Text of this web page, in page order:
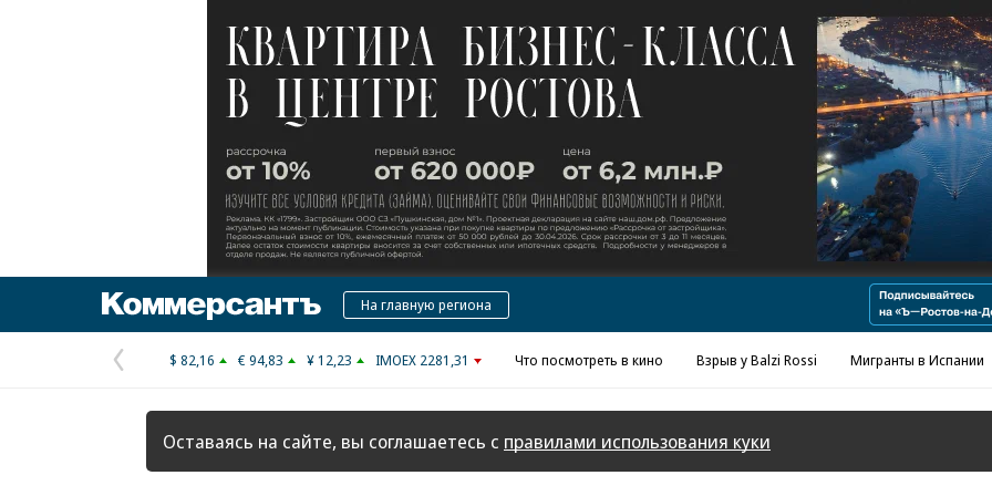
Реклама в «Ъ» www.kommersant.ru/ad
КоммерсантъНа главную региона
Предыдущая
страница
$ 82,16 € 94,83 ¥ 12,23 IMOEX 2281,31 Что посмотреть в кино Взрыв у Balzi Rossi Мигранты в Испании
Оставаясь на сайте, вы соглашаетесь с правилами использования куки